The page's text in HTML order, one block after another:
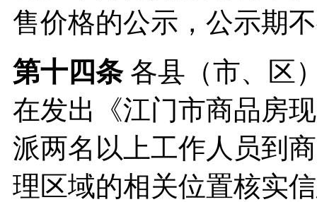
售价格的公示，公示期
第十四条各县（市、区
在发出《江门市商品房
派两名以上工作人员到
理区域的相关位置核实